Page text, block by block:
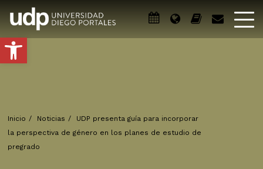
Abrir barra de herramientas
Inicio / Noticias /
UDP presenta guía para incorporar
la perspectiva de género en los planes de estudio de
pregrado